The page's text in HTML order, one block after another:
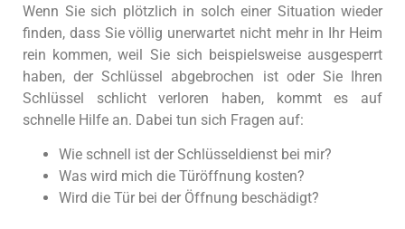
Wenn Sie sich plötzlich in solch einer Situation wieder
finden, dass Sie völlig unerwartet nicht mehr in Ihr Heim
rein kommen, weil Sie sich beispielsweise ausgesperrt
haben, der Schlüssel abgebrochen ist oder Sie Ihren
Schlüssel schlicht verloren haben, kommt es auf
schnelle Hilfe an. Dabei tun sich Fragen auf:
Wie schnell ist der Schlüsseldienst bei mir?
Was wird mich die Türöffnung kosten?
Wird die Tür bei der Öffnung beschädigt?